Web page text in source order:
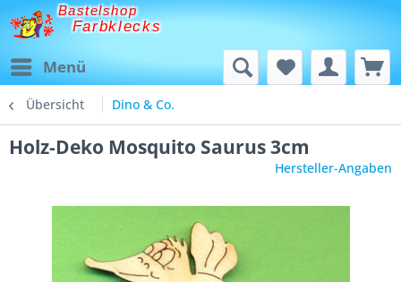
Bastelshop
Farbklecks
Menü
Übersicht Dino & Co.
Holz-Deko Mosquito Saurus 3cm
Hersteller-Angaben